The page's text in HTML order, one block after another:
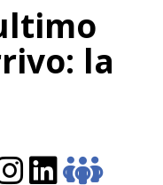
la